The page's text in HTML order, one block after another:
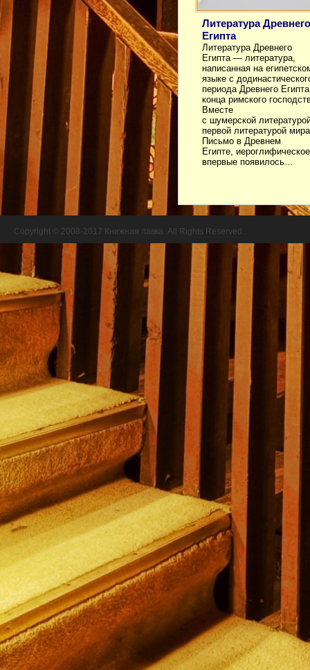
Литература Древнего
Египта
Литература Древнего
Египта — литература,
написанная на
языке с
периода Древнего
конца римского
Вместе
с шумерской
первой литературой
Письмо в Древнем
Египте,
впервые появилось…
Copyright © 2008-2017 Книжная лавка. All Rights Reserved.